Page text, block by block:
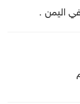
اليمن .